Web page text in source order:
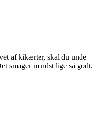
af kikærter, skal du unde
smager mindst lige så godt.